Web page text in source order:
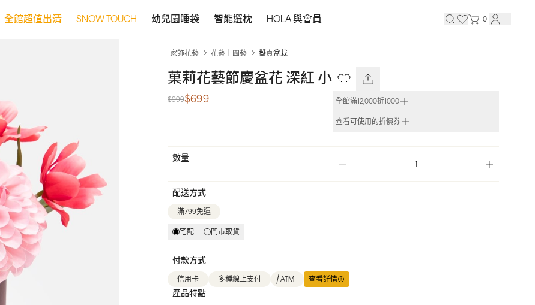
全館超值出清 SNOW TOUCH 幼兒園睡袋 智能選枕 HOLA 與會員 0
家飾花藝 花藝｜園藝 擬真盆栽
菓莉花藝節慶盆花 深紅 小
$999$699 全館滿12,000折1000
查看可使用的折價券
數量
配送方式
滿799免運
宅配 門市取貨
付款方式
信用卡 多種線上支付 ATM 查看詳情
產品特點